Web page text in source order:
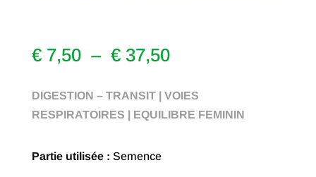
€7,50 – €37,50Plage
prix :
€ 7,50
DIGESTION – TRANSIT | VOIES
RESPIRATOIRES | EQUILIBRE FEMININ
Partie utilisée : Semence